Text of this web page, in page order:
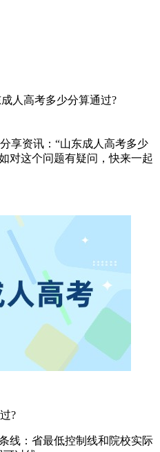
人高考多少分算通过?
资讯：“山东成人高考多少
对这个问题有疑问，快来一起
?
：省最低控制线和院校实际